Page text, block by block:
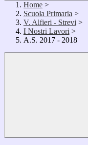
Home >
Scuola Primaria >
V. Alfieri - Strevi >
I Nostri Lavori >
A.S. 2017 - 2018